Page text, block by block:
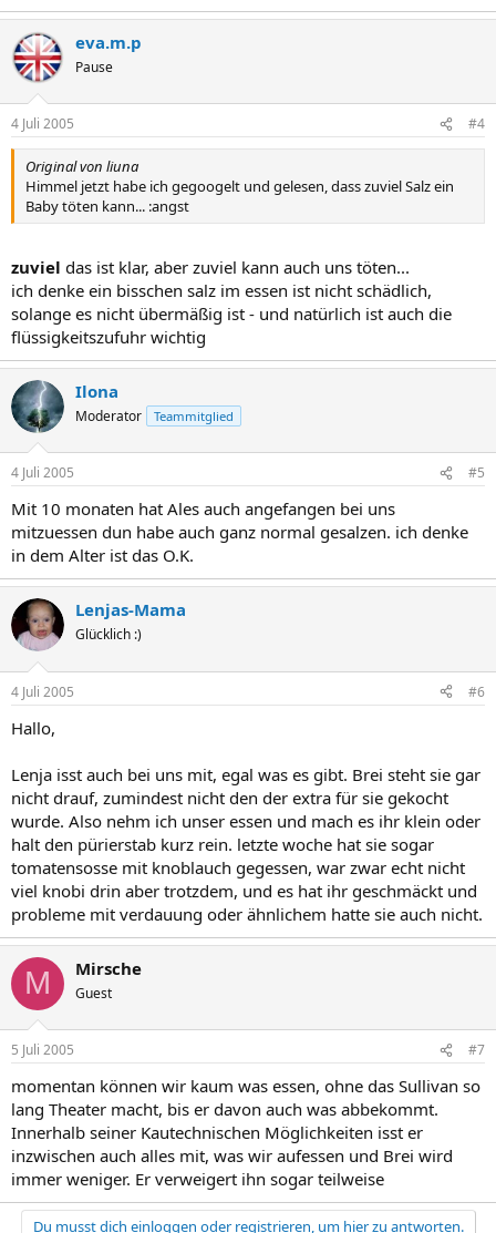
eva.m.p
Pause
4 Juli 2005 #4
Original von liuna
Himmel jetzt habe ich gegoogelt und gelesen, dass zuviel Salz ein
Baby töten kann... :angst
zuviel das ist klar, aber zuviel kann auch uns töten...
ich denke ein bisschen salz im essen ist nicht schädlich,
solange es nicht übermäßig ist - und natürlich ist auch die
flüssigkeitszufuhr wichtig
Ilona
Moderator Teammitglied
4 Juli 2005 #5
Mit 10 monaten hat Ales auch angefangen bei uns
mitzuessen dun habe auch ganz normal gesalzen. ich denke
in dem Alter ist das O.K.
Lenjas-Mama
Glücklich :)
4 Juli 2005 #6
Hallo,
Lenja isst auch bei uns mit, egal was es gibt. Brei steht sie gar
nicht drauf, zumindest nicht den der extra für sie gekocht
wurde. Also nehm ich unser essen und mach es ihr klein oder
halt den pürierstab kurz rein. letzte woche hat sie sogar
tomatensosse mit knoblauch gegessen, war zwar echt nicht
viel knobi drin aber trotzdem, und es hat ihr geschmäckt und
probleme mit verdauung oder ähnlichem hatte sie auch nicht.
M Mirsche
Guest
5 Juli 2005 #7
momentan können wir kaum was essen, ohne das Sullivan so
lang Theater macht, bis er davon auch was abbekommt.
Innerhalb seiner Kautechnischen Möglichkeiten isst er
inzwischen auch alles mit, was wir aufessen und Brei wird
immer weniger. Er verweigert ihn sogar teilweise
Du musst dich einloggen oder registrieren, um hier zu antworten.